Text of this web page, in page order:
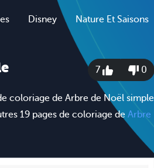
Disney Nature Et Saisons
7 0
coloriage de Arbre de Noël simple
19 pages de coloriage de Arbre